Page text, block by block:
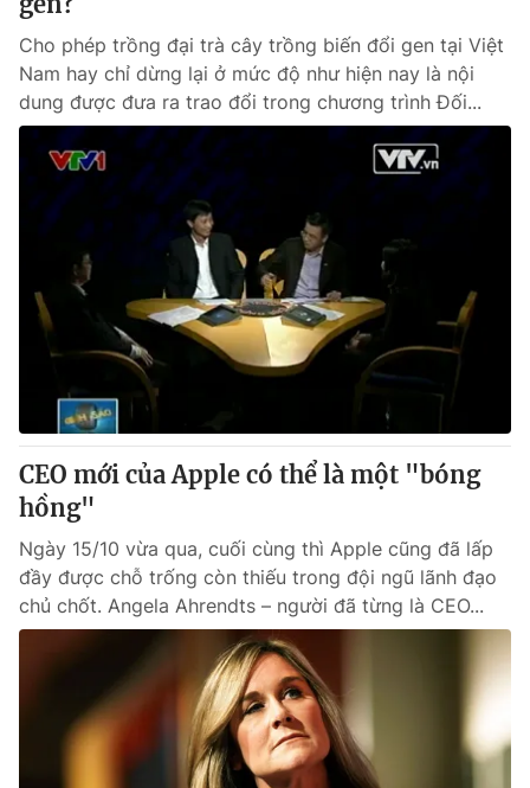
Cho phép trồng đại trà cây trồng biến đổi gen tại Việt
Nam hay chỉ dừng lại ở mức độ như hiện nay là nội
dung được đưa ra trao đổi trong chương trình Đối...
CEO mới của Apple có thể là một "bóng
hồng"
Ngày 15/10 vừa qua, cuối cùng thì Apple cũng đã lấp
đầy được chỗ trống còn thiếu trong đội ngũ lãnh đạo
chủ chốt. Angela Ahrendts – người đã từng là CEO...